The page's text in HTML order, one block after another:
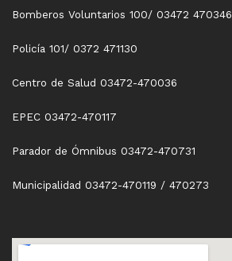
Bomberos Voluntarios 100/ 03472 470346
Policía 101/ 0372 471130
Centro de Salud 03472-470036
EPEC 03472-470117
Parador de Ómnibus 03472-470731
Municipalidad 03472-470119 / 470273